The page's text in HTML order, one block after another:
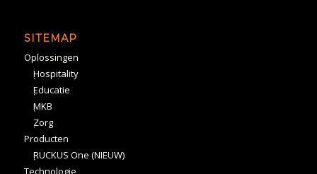
SITEMAP
Oplossingen
Hospitality
Educatie
MKB
Zorg
Producten
RUCKUS One (NIEUW)
Technologie